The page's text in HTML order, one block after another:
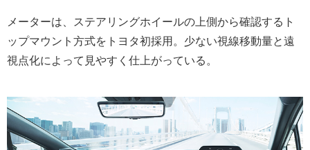
メーターは、ステアリングホイールの上側から確認するト
ップマウント方式をトヨタ初採用。少ない視線移動量と遠
視点化によって見やすく仕上がっている。